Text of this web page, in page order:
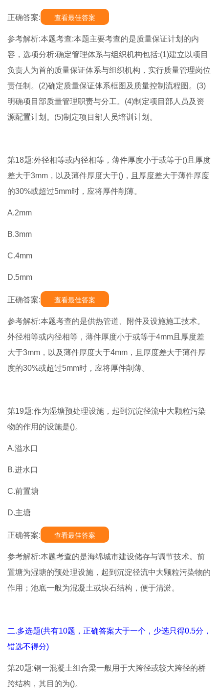
正确答案: 查看最佳答案
参考解析:本题考查:本题主要考查的是质量保证计划的内
容，选项分析:确定管理体系与组织机构包括:(1)建立以项目
负责人为首的质量保证体系与组织机构，实行质量管理岗位
责任制。(2)确定质量保证体系框图及质量控制流程图。(3)
明确项目部质量管理职责与分工。(4)制定项目部人员及资
源配置计划。(5)制定项目部人员培训计划。
第18题:外径相等或内径相等，薄件厚度小于或等于()且厚度
差大于3mm，以及薄件厚度大于()，且厚度差大于薄件厚度
的30%或超过5mm时，应将厚件削薄。
A.2mm
B.3mm
C.4mm
D.5mm
正确答案: 查看最佳答案
参考解析:本题考查的是供热管道、附件及设施施工技术。
外径相等或内径相等，薄件厚度小于或等于4mm且厚度差
大于3mm，以及薄件厚度大于4mm，且厚度差大于薄件厚
度的30%或超过5mm时，应将厚件削薄。
第19题:作为湿塘预处理设施，起到沉淀径流中大颗粒污染
物的作用的设施是()。
A.溢水口
B.进水口
C.前置塘
D.主塘
正确答案: 查看最佳答案
参考解析:本题考查的是海绵城市建设储存与调节技术。前
置塘为湿塘的预处理设施，起到沉淀径流中大颗粒污染物的
作用；池底一般为混凝土或块石结构，便于清淤。
二.多选题(共有10题，正确答案大于一个，少选只得0.5分，
错选不得分)
第20题:钢一混凝土组合梁一般用于大跨径或较大跨径的桥
跨结构，其目的为()。